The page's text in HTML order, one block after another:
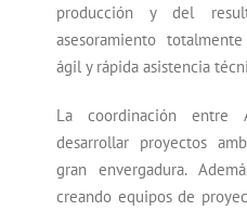
producción y del
asesoramiento
ágil y rápida asistencia
La coordinación entre
desarrollar proyectos
gran envergadura.
creando equipos de